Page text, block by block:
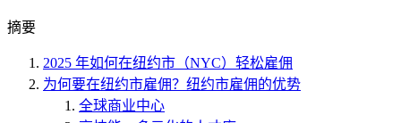
摘要
2025 年如何在纽约市（NYC）轻松雇佣
为何要在纽约市雇佣？纽约市雇佣的优势
全球商业中心